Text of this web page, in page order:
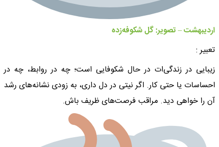
اردیبهشت – تصویر: گل شکوفه‌زده
تعبیر :
زیبایی در زندگی‌ات در حال شکوفایی است؛ چه در روابط، چه در
احساسات یا حتی کار. اگر نیتی در دل داری، به زودی نشانه‌های رشد
آن را خواهی دید. مراقب فرصت‌های ظریف باش.